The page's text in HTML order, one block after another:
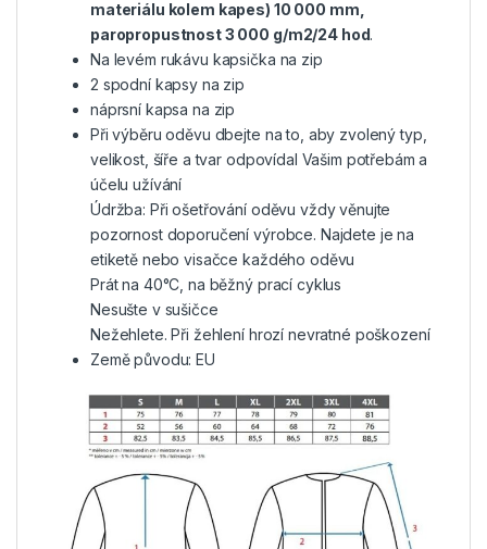
materiálu kolem kapes) 10 000 mm,
paropropustnost 3 000 g/m2/24 hod.
Na levém rukávu kapsička na zip
2 spodní kapsy na zip
náprsní kapsa na zip
Při výběru oděvu dbejte na to, aby zvolený typ,
velikost, šíře a tvar odpovídal Vašim potřebám a
účelu užívání
Údržba: Při ošetřování oděvu vždy věnujte
pozornost doporučení výrobce. Najdete je na
etiketě nebo visačce každého oděvu
Prát na 40°C, na běžný prací cyklus
Nesušte v sušičce
Nežehlete. Při žehlení hrozí nevratné poškození
Země původu: EU